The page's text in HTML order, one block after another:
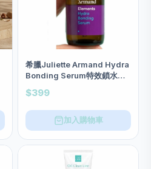
希臘Juliette Armand Hydra
Bonding Serum特效鎖水抗
$399
加入購物車